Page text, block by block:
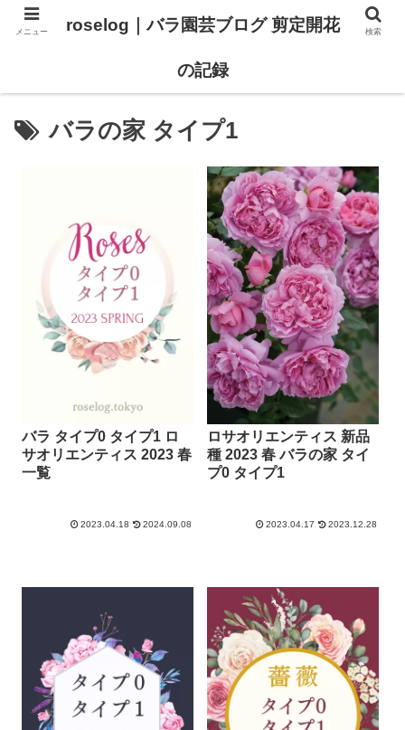
バラの家 タイプ1
バラ タイプ0 タイプ1 ロ
サオリエンティス 2023 春
一覧
2023.04.18 2024.09.08
ロサオリエンティス 新品
種 2023 春 バラの家 タイ
プ0 タイプ1
2023.04.17 2023.12.28
メニュー roselog｜バラ園芸ブログ 剪定開花
の記録
検索